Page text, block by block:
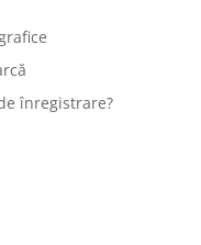
înregistrare?